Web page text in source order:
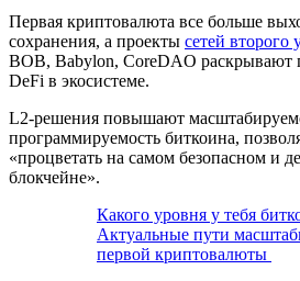
Первая криптовалюта все больше
сохранения, а проекты сетей второго
BOB, Babylon, CoreDAO раскрывают
DeFi в экосистеме.
L2-решения повышают
программируемость биткоина,
«процветать на самом безопасном и
блокчейне».
Какого уровня у тебя
Актуальные пути
первой криптовалюты